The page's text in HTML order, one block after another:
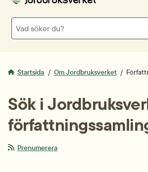
Sök
Startsida Om Jordbruksverket
Sök i
Prenumerera